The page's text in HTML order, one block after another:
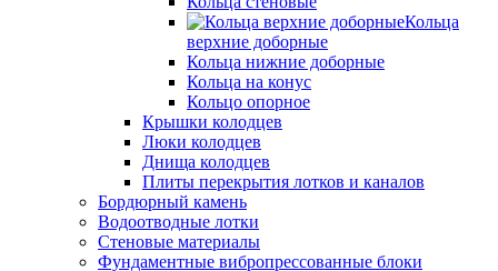
Кольца
верхние доборные
Кольца нижние доборные
Кольца на конус
Кольцо опорное
Крышки колодцев
Люки колодцев
Днища колодцев
Плиты перекрытия лотков и каналов
Бордюрный камень
Водоотводные лотки
Стеновые материалы
Фундаментные вибропрессованные блоки